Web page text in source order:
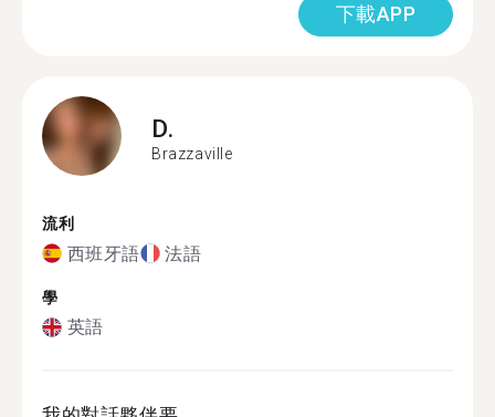
下載APP
D.
Brazzaville
流利
西班牙語 法語
學
英語